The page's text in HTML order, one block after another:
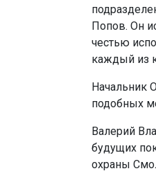
Попов. Он
честью
каждый из
Начальник
подобных
Валерий
будущих
охраны